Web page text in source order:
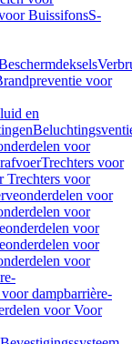
BuissifonsS-
voor
en
voor
Trechters voor
Trechters voor
voor
voor
voor
voor
voor
dampbarrière-
voor Voor